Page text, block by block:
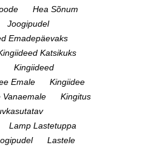
Hea Sõnum
Joogipudel
Emadepäevaks
Katsikuks
Kingiideed
Emale
Kingiidee
Vanaemale
Kingitus
Lamp Lastetuppa
Lastele